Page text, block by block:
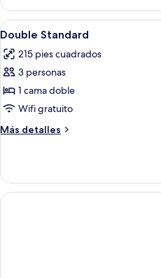
individual
estándar
Abrir
todas
las
fotos
de
Double
Standard
3
Double Standard
215 pies cuadrados
3 personas
1 cama doble
Wifi gratuito
Más detalles
Más
Standard